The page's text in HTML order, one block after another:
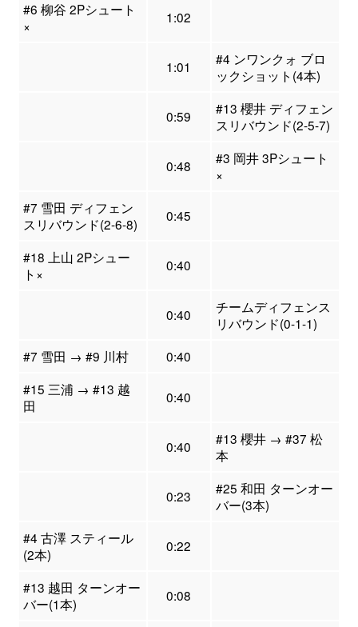
#6 柳谷 2Pシュート
×
1:02
1:01
#4 ンワンクォ ブロ
ックショット(4本)
0:59
#13 櫻井 ディフェン
スリバウンド(2-5-7)
0:48
#3 岡井 3Pシュート
×
#7 雪田 ディフェン
スリバウンド(2-6-8)
0:45
#18 上山 2Pシュー
ト×
0:40
0:40
チームディフェンス
リバウンド(0-1-1)
#7 雪田 → #9 川村
0:40
#15 三浦 → #13 越
田
0:40
0:40
#13 櫻井 → #37 松
本
0:23
#25 和田 ターンオー
バー(3本)
#4 古澤 スティール
(2本)
0:22
#13 越田 ターンオー
バー(1本)
0:08